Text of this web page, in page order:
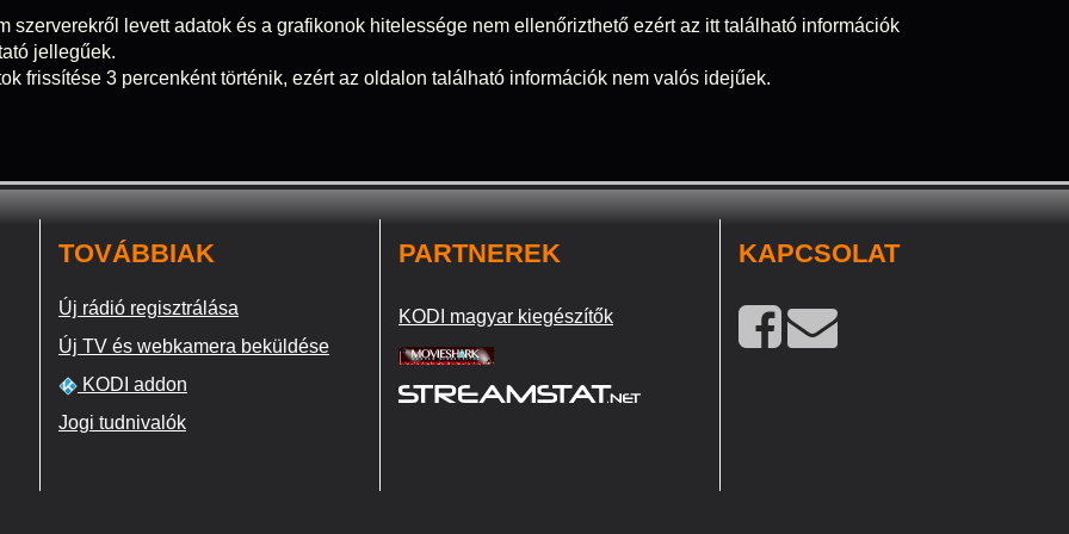
szerverekről levett adatok és a grafikonok hitelessége nem ellenőrizthető ezért az itt található információk
jellegűek.
frissítése 3 percenként történik, ezért az oldalon található információk nem valós idejűek.
TOVÁBBIAK
Új rádió regisztrálása
Új TV és webkamera beküldése
KODI addon
Jogi tudnivalók
PARTNEREK
KODI magyar kiegészítők
KAPCSOLAT